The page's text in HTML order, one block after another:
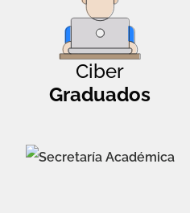
Ciber
Graduados